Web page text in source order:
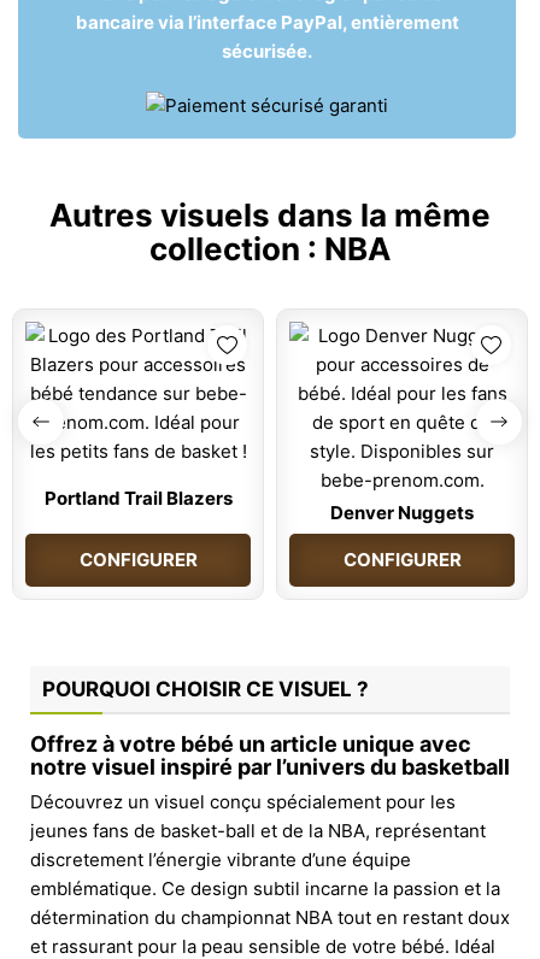
bancaire via l’interface PayPal, entièrement
sécurisée.
Autres visuels dans la même
collection : NBA
Portland Trail Blazers
CONFIGURER
Denver Nuggets
CONFIGURER
POURQUOI CHOISIR CE VISUEL ?
Offrez à votre bébé un article unique avec
notre visuel inspiré par l’univers du basketball
Découvrez un visuel conçu spécialement pour les
jeunes fans de basket-ball et de la NBA, représentant
discretement l’énergie vibrante d’une équipe
emblématique. Ce design subtil incarne la passion et la
détermination du championnat NBA tout en restant doux
et rassurant pour la peau sensible de votre bébé. Idéal